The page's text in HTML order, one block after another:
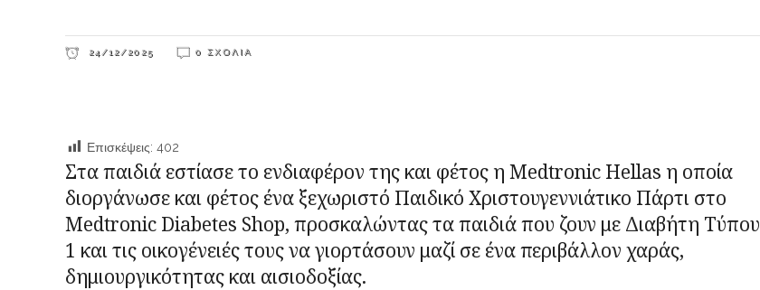
24/12/2025 0 ΣΧΌΛΙΑ
Επισκέψεις: 402
Στα παιδιά εστίασε το ενδιαφέρον της και φέτος η Medtronic Hellas η οποία
διοργάνωσε και φέτος ένα ξεχωριστό Παιδικό Χριστουγεννιάτικο Πάρτι στο
Medtronic Diabetes Shop, προσκαλώντας τα παιδιά που ζουν με Διαβήτη Τύπου
1 και τις οικογένειές τους να γιορτάσουν μαζί σε ένα περιβάλλον χαράς,
δημιουργικότητας και αισιοδοξίας.